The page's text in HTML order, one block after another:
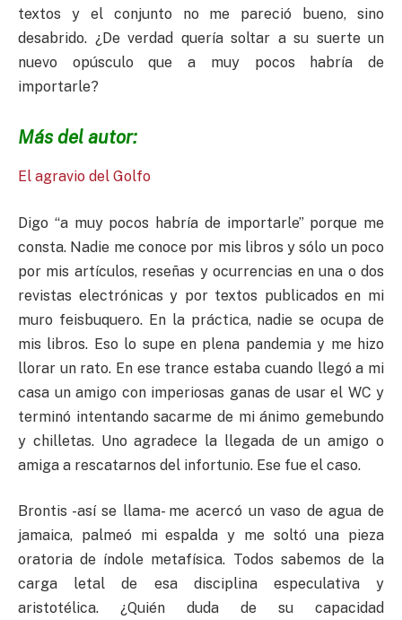
textos y el conjunto no me pareció bueno, sino
desabrido. ¿De verdad quería soltar a su suerte un
nuevo opúsculo que a muy pocos habría de
importarle?
Más del autor:
El agravio del Golfo
Digo “a muy pocos habría de importarle” porque me
consta. Nadie me conoce por mis libros y sólo un poco
por mis artículos, reseñas y ocurrencias en una o dos
revistas electrónicas y por textos publicados en mi
muro feisbuquero. En la práctica, nadie se ocupa de
mis libros. Eso lo supe en plena pandemia y me hizo
llorar un rato. En ese trance estaba cuando llegó a mi
casa un amigo con imperiosas ganas de usar el WC y
terminó intentando sacarme de mi ánimo gemebundo
y chilletas. Uno agradece la llegada de un amigo o
amiga a rescatarnos del infortunio. Ese fue el caso.
Brontis -así se llama- me acercó un vaso de agua de
jamaica, palmeó mi espalda y me soltó una pieza
oratoria de índole metafísica. Todos sabemos de la
carga letal de esa disciplina especulativa y
aristotélica. ¿Quién duda de su capacidad